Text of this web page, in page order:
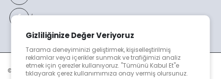
Gizliliğinize Değer Veriyoruz
Tarama deneyiminizi geliştirmek, kişiselleştirilmiş
reklamlar veya içerikler sunmak ve trafiğimizi analiz
etmek için çerezler kullanıyoruz. "Tümünü Kabul Et"e
tıklayarak çerez kullanımımıza onay vermiş olursunuz.
/optifabrikeyewear
© TOMS TEDDY v2023